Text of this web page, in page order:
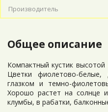
Производитель
Общее описание
Компактный кустик
Цветки фиолетово-
глазком и темно-
Хорошо растет на солнце
клумбы, в рабатки,